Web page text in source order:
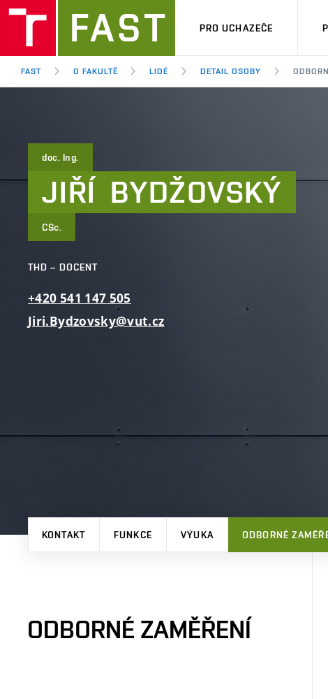
PRO UCHAZEČE
FAST O FAKULTĚ LIDÉ DETAIL OSOBY
doc. Ing.
JIŘÍ BYDŽOVSKÝ
CSc.
THD – DOCENT
+420 541 147 505
Jiri.Bydzovsky@vut.cz
KONTAKT FUNKCE VÝUKA ODBORNÉ
ODBORNÉ ZAMĚŘENÍ